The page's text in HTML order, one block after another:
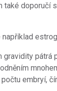
také doporučí
pátrá
embryí,